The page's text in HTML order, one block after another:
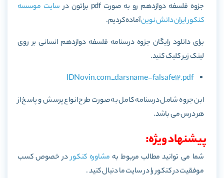
جزوه فلسفه دوازدهم رو به صورت pdf براتون در
سایت موسسه
کنکور ایران دانش نوینآماده کردیم.
برای دانلود رایگان جزوه درسنامه فلسفه دوازدهم انسانی بر روی
لینک زیر کلیک کنید.
IDNovin.com_darsname-falsafe12.pdf
ابن جروه شامل درسنامه کامل به صورت طرح انواع پرسش و پاسخ از
هر درس می باشد.
پیشنهاد ویژه:
شما می توانید مطالب مربوط به مشاوره کنکوردر خصوص کسب
موفقیت در کنکور را در سایت ما دنبال کنید .